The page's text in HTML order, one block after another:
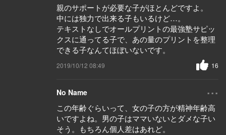
親のサポートが必要な子がほとんどですよ。
中には独力で出来る子もいるけど…。
テキストなしでオールプリントの最強塾サピッ
クスに通ってる子で、あの量のプリントを整理
できる子なんてほぼいないです。
2019/10/12 08:49 16
No Name ...
この年齢ぐらいって、女の子の方が精神年齢高
いですよね。男の子はママいないとダメな子い
そう。もちろん個人差はあれど。